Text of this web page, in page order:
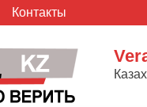
Контакты